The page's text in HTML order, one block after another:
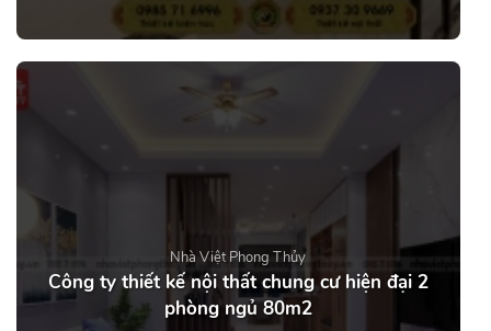
Nhà Việt Phong Thủy
Công ty thiết kế nội thất chung cư hiện đại 2
phòng ngủ 80m2